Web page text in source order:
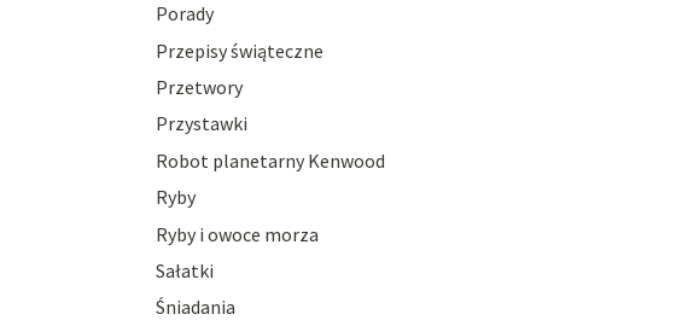
Porady
Przepisy świąteczne
Przetwory
Przystawki
Robot planetarny Kenwood
Ryby
Ryby i owoce morza
Sałatki
Śniadania